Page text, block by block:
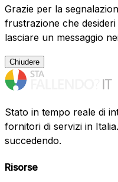
Grazie per la
frustrazione che
lasciare un messaggio
Chiudere
Stato in tempo reale di
fornitori di servizi in
succedendo.
Risorse